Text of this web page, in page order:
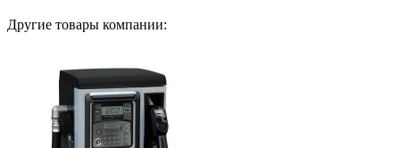
Другие товары компании: